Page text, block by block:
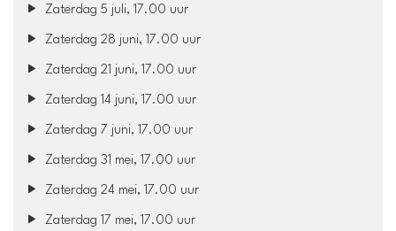
Zaterdag 5 juli, 17.00 uur
Zaterdag 28 juni, 17.00 uur
Zaterdag 21 juni, 17.00 uur
Zaterdag 14 juni, 17.00 uur
Zaterdag 7 juni, 17.00 uur
Zaterdag 31 mei, 17.00 uur
Zaterdag 24 mei, 17.00 uur
Zaterdag 17 mei, 17.00 uur